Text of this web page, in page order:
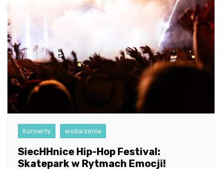
Koncerty wydarzenia
SiecHHnice Hip-Hop Festival:
Skatepark w Rytmach Emocji!